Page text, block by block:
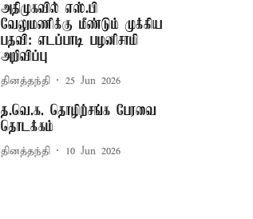
அதிமுகவில் எஸ்.பி
வேலுமணிக்கு மீண்டும் முக்கிய
பதவி: எடப்பாடி பழனிசாமி
அறிவிப்பு
தினத்தந்தி 25 Jun 2026
த.வெ.க. தொழிற்சங்க பேரவை
தொடக்கம்
தினத்தந்தி 10 Jun 2026